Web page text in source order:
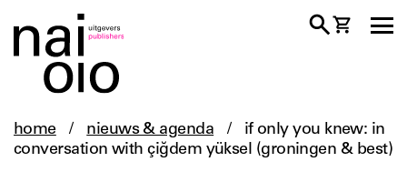
home / nieuws & agenda /
if only you knew: in
conversation with çiğdem yüksel (groningen & best)